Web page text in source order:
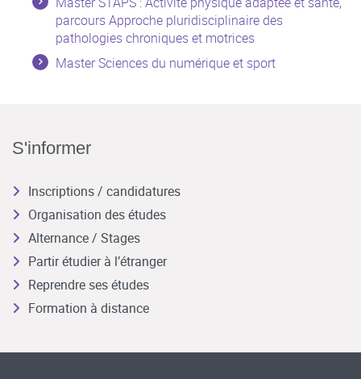
parcours Approche pluridisciplinaire des
pathologies chroniques et motrices
Master Sciences du numérique et sport
S'informer
Inscriptions / candidatures
Organisation des études
Alternance / Stages
Partir étudier à l’étranger
Reprendre ses études
Formation à distance